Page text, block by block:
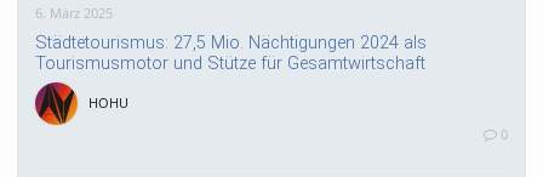
6. März 2025
Städtetourismus: 27,5 Mio. Nächtigungen 2024 als
Tourismusmotor und Stütze für Gesamtwirtschaft
HOHU
0